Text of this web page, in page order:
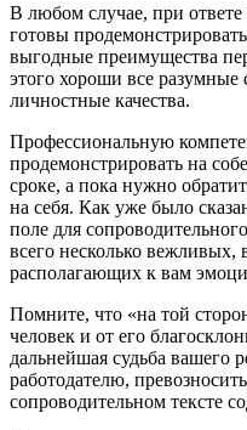
В любом случае, при
готовы
выгодные преимущества
этого хороши все разумные
личностные качества.
Профессиональную
продемонстрировать на
сроке, а пока нужно
на себя. Как уже было
поле для
всего несколько вежливых,
располагающих к вам
Помните, что «на той
человек и от его
дальнейшая судьба вашего
работодателю,
сопроводительном тексте